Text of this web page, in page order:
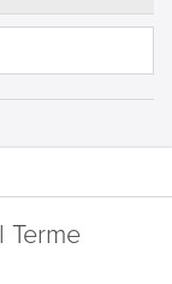
Terme